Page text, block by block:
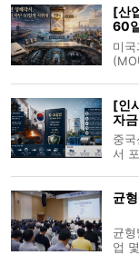
종
자성
[산
60
미
서,
대
[인
자
중
서
탄소
균
균
업